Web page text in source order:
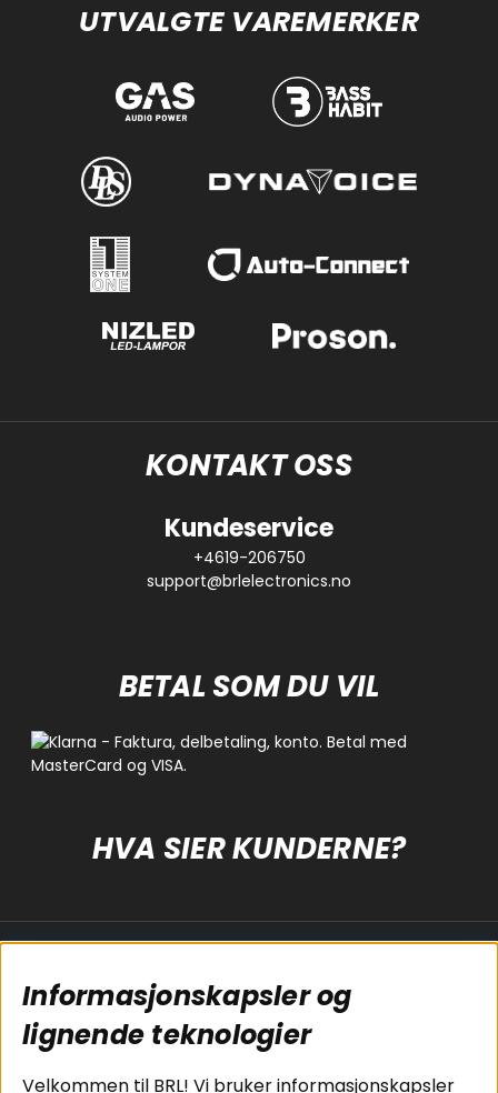
UTVALGTE VAREMERKER
KONTAKT OSS
Kundeservice
+4619-206750
support@brlelectronics.no
BETAL SOM DU VIL
HVA SIER KUNDERNE?
Koblingsguide for
subwoofers
Tilkobling av
bilforsterker
Cookies
Kjøpsvilkår
Personvernpolicy
Service / Garanti /
Informasjonskapsler og
lignende teknologier
Velkommen til BRL! Vi bruker informasjonskapsler